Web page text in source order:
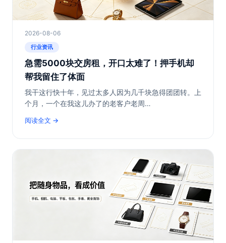
2026-08-06
行业资讯
急需5000块交房租，开口太难了！押手机却
帮我留住了体面
我干这行快十年，见过太多人因为几千块急得团团转。上
个月，一个在我这儿办了的老客户老周…
阅读全文